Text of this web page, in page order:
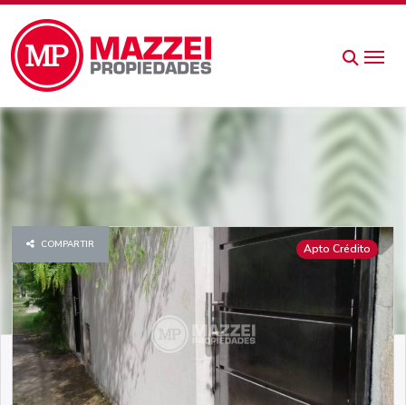
COMPARTIR Apto Crédito